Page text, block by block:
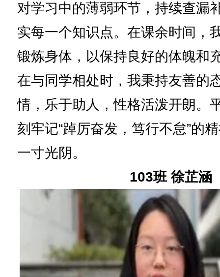
对学习中的薄弱环节，持续查漏
实每一个知识点。在课余时间，
锻炼身体，以保持良好的体魄和
在与同学相处时，我秉持友善的
情，乐于助人，性格活泼开朗。
刻牢记“踔厉奋发，笃行不怠”的
一寸光阴。
103班 徐芷涵